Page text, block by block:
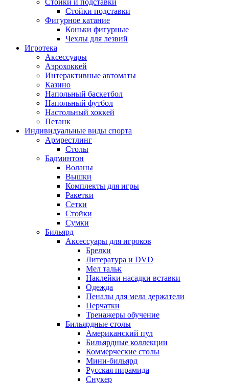
Стойки и подставки
Cтойки подставки
Фигурное катание
Коньки фигурные
Чехлы для лезвий
Игротека
Аксессуары
Аэрохоккей
Интерактивные автоматы
Казино
Напольный баскетбол
Напольный футбол
Настольный хоккей
Петанк
Индивидуальные виды спорта
Армрестлинг
Столы
Бадминтон
Воланы
Вышки
Комплекты для игры
Ракетки
Сетки
Стойки
Сумки
Бильярд
Аксессуары для игроков
Брелки
Литература и DVD
Мел тальк
Наклейки насадки вставки
Одежда
Пеналы для мела держатели
Перчатки
Тренажеры обучение
Бильярдные столы
Американский пул
Бильярдные коллекции
Коммерческие столы
Мини-бильярд
Русская пирамида
Снукер